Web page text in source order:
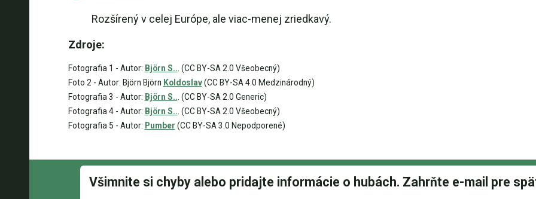
Rozšírený v celej Európe, ale viac-menej zriedkavý.
Zdroje:
Fotografia 1 - Autor: Björn S.. . (CC BY-SA 2.0 Všeobecný)
Foto 2 - Autor: Björn Björn Koldoslav(CC BY-SA 4.0 Medzinárodný)
Fotografia 3 - Autor: Björn S.. . (CC BY-SA 2.0 Generic)
Fotografia 4 - Autor: Björn S.. . (CC BY-SA 2.0 Všeobecný)
Fotografia 5 - Autor: Pumber (CC BY-SA 3.0 Nepodporené)